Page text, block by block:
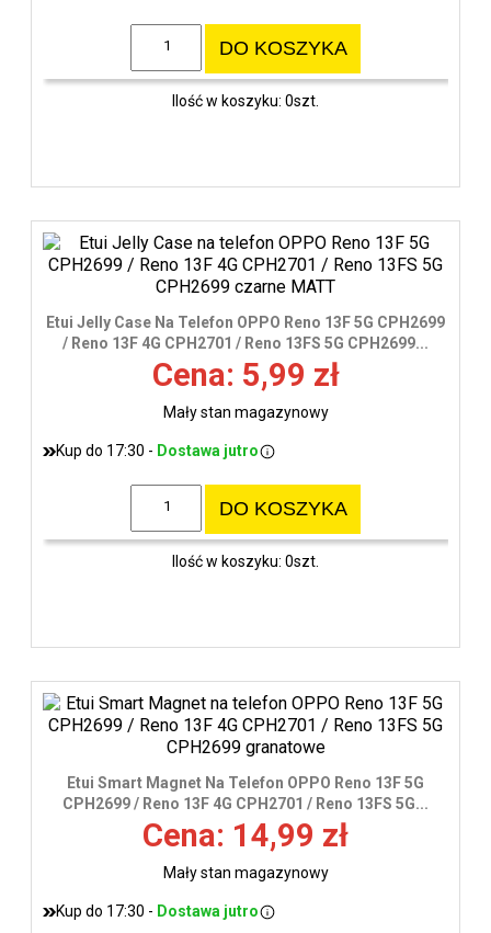
DO KOSZYKA
Ilość w koszyku: 0szt.
Etui Jelly Case Na Telefon OPPO Reno 13F 5G CPH2699
/ Reno 13F 4G CPH2701 / Reno 13FS 5G CPH2699...
Cena: 5,99 zł
Mały stan magazynowy
Kup do 17:30 - Dostawa jutro
DO KOSZYKA
Ilość w koszyku: 0szt.
Etui Smart Magnet Na Telefon OPPO Reno 13F 5G
CPH2699 / Reno 13F 4G CPH2701 / Reno 13FS 5G...
Cena: 14,99 zł
Mały stan magazynowy
Kup do 17:30 - Dostawa jutro